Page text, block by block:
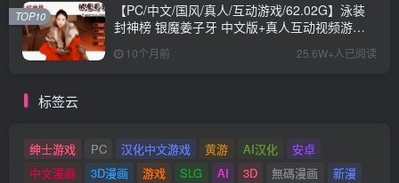
【PC/中文/国风/真人/互动游戏/62.02G】泳装
封神榜 银魔姜子牙 中文版+真人互动视频游戏
+62.02G
10个月前 25.6W+人已阅读
TOP10
标签云
绅士游戏 PC 汉化中文游戏 黄游 AI汉化
安卓
中文漫画
3D漫画 游戏 SLG AI 3D 無碼漫画
新漫